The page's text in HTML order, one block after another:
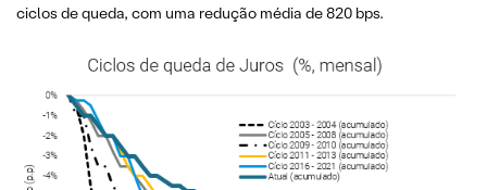
ciclos de queda, com uma redução média de 820 bps.